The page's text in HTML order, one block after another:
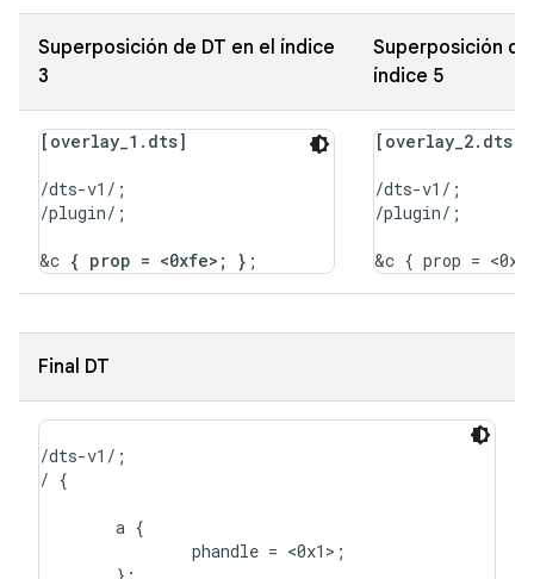
Superposición de DT en el índice
3
Superposición
índice 5
[overlay_1.dts]
/dts-v1/;
/plugin/;
&c { prop = <0xfe>; }
[overlay_2.dts]
/dts-v1/;
/plugin/;
Final DT
/dts-v1/;
/ {